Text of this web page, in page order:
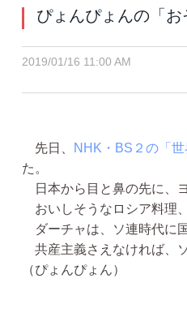
ぴょんぴょんの「お
2019/01/16 11:00 AM
先日、 NHK・BS２の「世
た。
日本から目と鼻の先に、
おいしそうなロシア料理
ダーチャは、ソ連時代に
共産主義さえなければ、
（ぴょんぴょん）